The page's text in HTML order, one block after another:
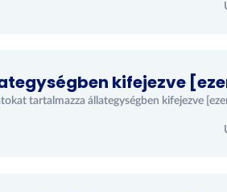
kifejezve
tartalmazza állategységben kifejezve